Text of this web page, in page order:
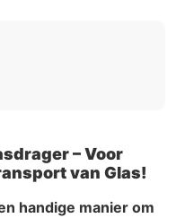
– Voor
van Glas!
handige manier om